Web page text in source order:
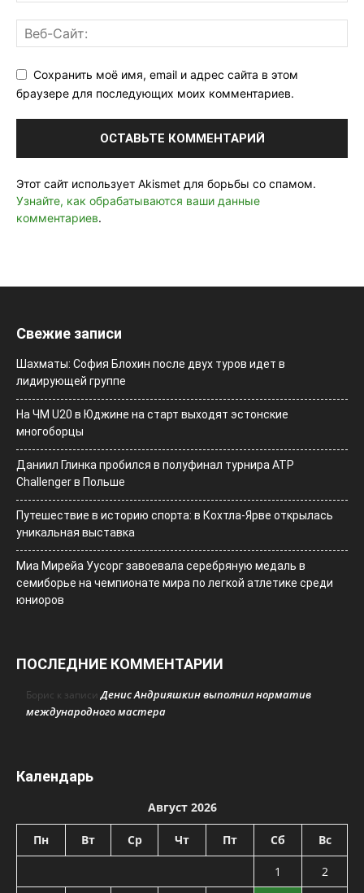
Сохранить моё имя, email и адрес сайта в этом
браузере для последующих моих комментариев.
Этот сайт использует Akismet для борьбы со спамом.
Узнайте, как обрабатываются ваши данные
комментариев.
Свежие записи
Шахматы: София Блохин после двух туров идет в
лидирующей группе
На ЧМ U20 в Юджине на старт выходят эстонские
многоборцы
Даниил Глинка пробился в полуфинал турнира ATP
Challenger в Польше
Путешествие в историю спорта: в Кохтла-Ярве открылась
уникальная выставка
Миа Мирейа Уусорг завоевала серебряную медаль в
семиборье на чемпионате мира по легкой атлетике среди
юниоров
ПОСЛЕДНИЕ КОММЕНТАРИИ
Борис к записиДенис Андрияшкин выполнил норматив
международного мастера
Календарь
Август 2026
Пн Вт Ср Чт Пт Сб Вс
1
2